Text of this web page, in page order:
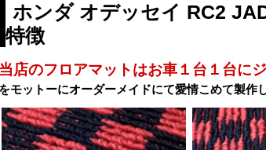
ホンダ オデッセイ RC2
特徴
当店のフロアマットはお車１台１台に
をモットーにオーダーメイドにて愛情こめて製作